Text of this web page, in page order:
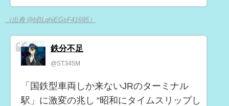
（出典 @bBLqhiEGsF41695）
鉄分不足
@ST345M
「国鉄型車両しか来ないJRのターミナル
駅」に激変の兆し “昭和にタイムスリップし